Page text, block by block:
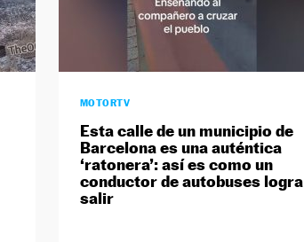
MOTORTV
Esta calle de un municipio de
Barcelona es una auténtica
‘ratonera’: así es como un
conductor de autobuses logra
salir